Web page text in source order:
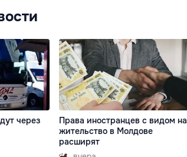
через
Права иностранцев с видом на
жительство в Молдове
расширят